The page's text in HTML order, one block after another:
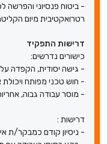
רטרואקטיבית מיום
דרישות התפקיד
כישורים נדרשים:
- גישה יסודית, הקפדה על
- חוש טכני מפותח ויכולת
- מוסר עבודה גבוה,
דרישות :
- ניסיון קודם כמבקר/ת